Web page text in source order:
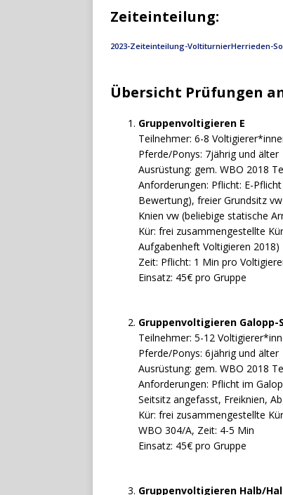
Zeiteinteilung:
2023-Zeiteinteilung-VoltiturnierHerrieden-
Übersicht Prüfungen
Gruppenvoltigieren E
Teilnehmer: 6-8
Pferde/Ponys: 7jährig und älter
Ausrüstung: gem. WBO 2018
Anforderungen: Pflicht: E-
Bewertung), freier Grundsitz
Knien vw (beliebige statische
Kür: frei zusammengestellte
Aufgabenheft Voltigieren 2018)
Zeit: Pflicht: 1 Min pro
Einsatz: 45€ pro Gruppe
Gruppenvoltigieren Galopp-
Teilnehmer: 5-12
Pferde/Ponys: 6jährig und älter
Ausrüstung: gem. WBO 2018
Anforderungen: Pflicht im
Seitsitz angefasst, Freiknien,
Kür: frei zusammengestellte
WBO 304/A, Zeit: 4-5 Min
Einsatz: 45€ pro Gruppe
Gruppenvoltigieren Halb/